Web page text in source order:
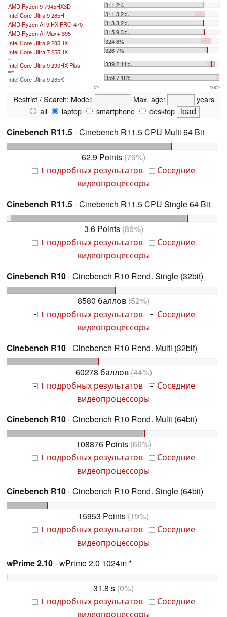
AMD Ryzen 9 7945HX3D
311 2%
Intel Core Ultra 9 285H
311.3 2%
AMD Ryzen AI 9 HX PRO 470
313.3 2%
AMD Ryzen AI Max+ 395
315.9 3%
Intel Core Ultra 9 285HX
324 6%
Intel Core Ultra 7 255HX
326 7%
...
Intel Core Ultra 9 290HX Plus 339.2 11%
max:
Intel Core Ultra 9 285K 359.7 18%
0% 100%
Restrict / Search: Model: Max. age:
years
all
laptop smartphone desktop
Cinebench R11.5- Cinebench R11.5 CPU Multi 64 Bit
62.9 Points (79%)
+ 1 подробных результатов + Соседние
видеопроцессоры
Cinebench R11.5- Cinebench R11.5 CPU Single 64 Bit
3.6 Points(86%)
+ 1 подробных результатов + Соседние
видеопроцессоры
Cinebench R10- Cinebench R10 Rend. Single (32bit)
8580 баллов (52%)
+ 1 подробных результатов + Соседние
видеопроцессоры
Cinebench R10- Cinebench R10 Rend. Multi (32bit)
60278 баллов(44%)
+ 1 подробных результатов + Соседние
видеопроцессоры
Cinebench R10- Cinebench R10 Rend. Multi (64bit)
108876 Points(66%)
+ 1 подробных результатов + Соседние
видеопроцессоры
Cinebench R10- Cinebench R10 Rend. Single (64bit)
15953 Points (19%)
+ 1 подробных результатов + Соседние
видеопроцессоры
wPrime 2.10- wPrime 2.0 1024m *
31.8 s (0%)
+ 1 подробных результатов + Соседние
видеопроцессоры